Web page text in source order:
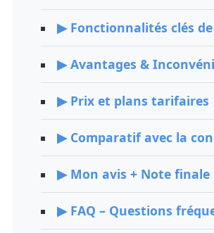
▶ Fonctionnalités clés
▶ Avantages &
▶ Prix et plans tarifaires
▶ Comparatif avec la
▶ Mon avis + Note finale
▶ FAQ – Questions